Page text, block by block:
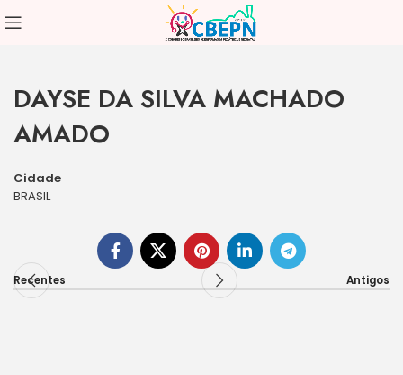
DAYSE DA SILVA MACHADO
AMADO
Cidade
BRASIL
Recentes Antigos